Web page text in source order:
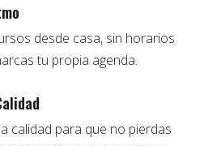
desde casa, sin horarios
tu propia agenda.
calidad para que no pierdas